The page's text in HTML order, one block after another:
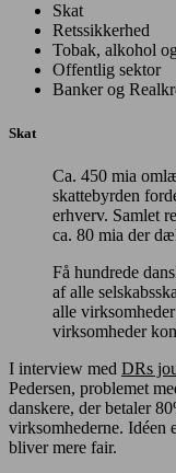
Skat
Retssikkerhed
Tobak, alkohol
Offentlig sektor
Banker og
Skat
Ca. 450 mia
skattebyrden
erhverv. Samlet
ca. 80 mia der
Få hundrede
af alle
alle
virksomheder
I interview med DRs
Pedersen, problemet
danskere, der betaler
virksomhederne. Idéen
bliver mere fair.